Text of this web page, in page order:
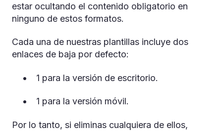
estar ocultando el contenido obligatorio en
ninguno de estos formatos.
Cada una de nuestras plantillas incluye dos
enlaces de baja por defecto:
1 para la versión de escritorio.
1 para la versión móvil.
Por lo tanto, si eliminas cualquiera de ellos,